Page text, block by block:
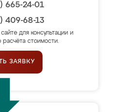
665-24-01
409-68-13
для консультации и
расчёта стоимости.
ЗАЯВКУ